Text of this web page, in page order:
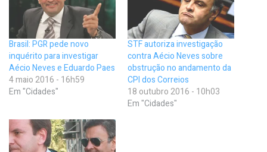
Brasil: PGR pede novo
inquérito para investigar
Aécio Neves e Eduardo Paes
4 maio 2016 - 16h59
Em "Cidades"
STF autoriza investigação
contra Aécio Neves sobre
obstrução no andamento da
CPI dos Correios
18 outubro 2016 - 10h03
Em "Cidades"